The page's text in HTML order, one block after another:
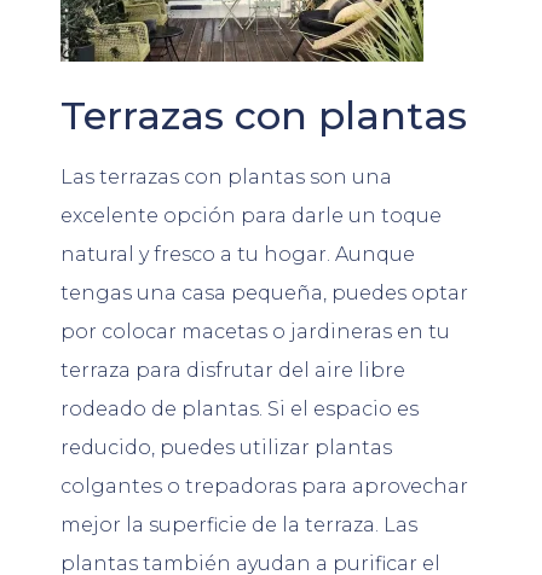
Terrazas con plantas
Las terrazas con plantas son una
excelente opción para darle un toque
natural y fresco a tu hogar. Aunque
tengas una casa pequeña, puedes optar
por colocar macetas o jardineras en tu
terraza para disfrutar del aire libre
rodeado de plantas. Si el espacio es
reducido, puedes utilizar plantas
colgantes o trepadoras para aprovechar
mejor la superficie de la terraza. Las
plantas también ayudan a purificar el